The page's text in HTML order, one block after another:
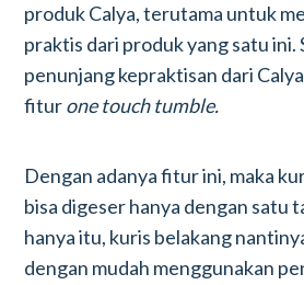
produk Calya, terutama untuk
praktis dari produk yang satu ini.
penunjang kepraktisan dari
fiturone touch tumble.
Dengan adanya fitur ini, maka
bisa digeser hanya dengan satu
hanya itu, kuris belakang
dengan mudah menggunakan